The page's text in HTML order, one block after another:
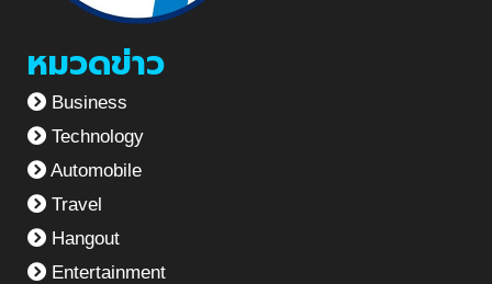
หมวดข่าว
Business
Technology
Automobile
Travel
Hangout
Entertainment